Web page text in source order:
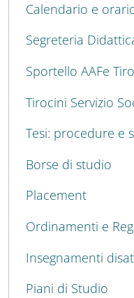
Calendario e
Segreteria
Sportello AAFe
Tirocini Servizio
Tesi: procedure e
Borse di studio
Placement
Ordinamenti e
Insegnamenti
Piani di Studio